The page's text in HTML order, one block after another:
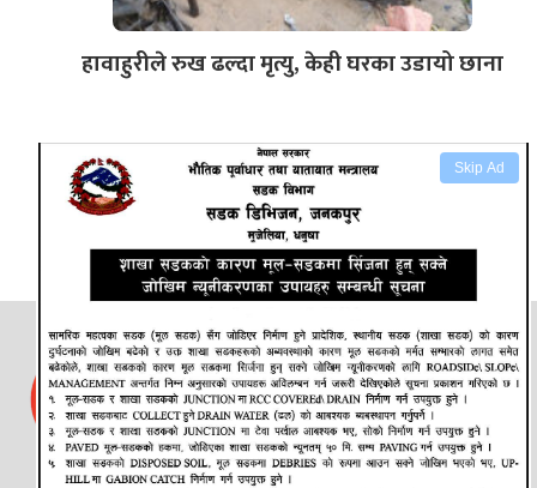
Skip Ad
हावाहुरीले रुख ढल्दा मृत्यु, केही घरका उडायो छाना